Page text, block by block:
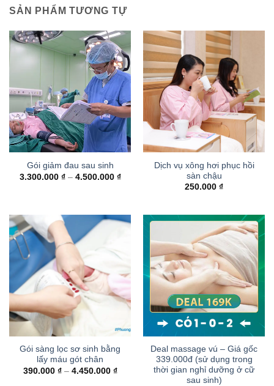
SẢN PHẨM TƯƠNG TỰ
Gói giảm đau sau sinh
3.300.000 ₫ – 4.500.000 ₫Khoảng
4.500.000 ₫
Dịch vụ xông hơi phục hồi
sàn chậu
250.000 ₫
Gói sàng lọc sơ sinh bằng
lấy máu gót chân
390.000 ₫ – 4.450.000 ₫Khoảng
Deal massage vú – Giá gốc
339.000đ (sử dụng trong
thời gian nghỉ dưỡng ở cữ
sau sinh)